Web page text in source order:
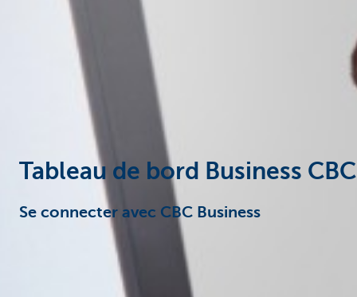
Tableau de bord Business CBC
Se connecter avec CBC Business